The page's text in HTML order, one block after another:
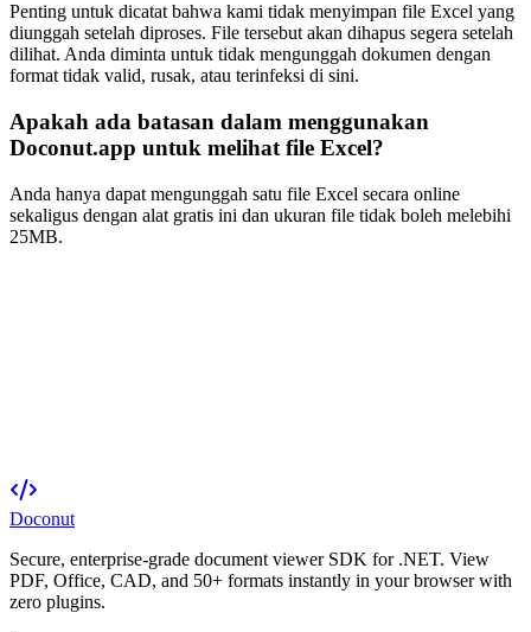
Penting untuk dicatat bahwa kami tidak menyimpan file Excel yang
diunggah setelah diproses. File tersebut akan dihapus segera setelah
dilihat. Anda diminta untuk tidak mengunggah dokumen dengan
format tidak valid, rusak, atau terinfeksi di sini.
Apakah ada batasan dalam menggunakan
Doconut.app untuk melihat file Excel?
Anda hanya dapat mengunggah satu file Excel secara online
sekaligus dengan alat gratis ini dan ukuran file tidak boleh melebihi
25MB.
Doconut
Secure, enterprise-grade document viewer SDK for .NET. View
PDF, Office, CAD, and 50+ formats instantly in your browser with
zero plugins.